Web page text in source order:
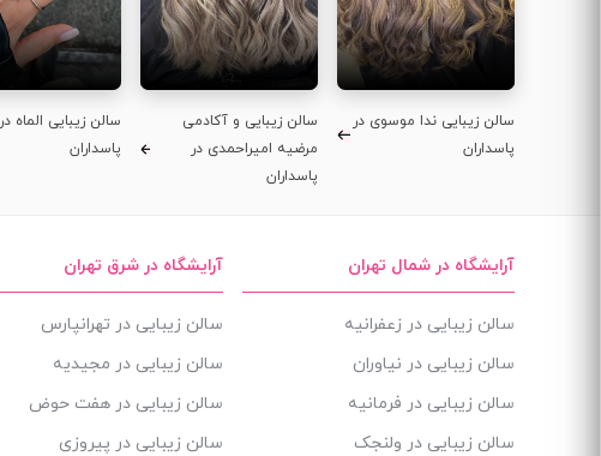
سالن زیبایی ندا موسوی در
پاسداران
سالن زیبایی و آکادمی
مرضیه امیراحمدی در
پاسداران
سالن زیبایی الماه در
پاسداران
آرایشگاه در شمال تهران
سالن زیبایی در زعفرانیه
سالن زیبایی در نیاوران
سالن زیبایی در فرمانیه
سالن زیبایی در ولنجک
آرایشگاه در شرق تهران
سالن زیبایی در تهرانپارس
سالن زیبایی در مجیدیه
سالن زیبایی در هفت حوض
سالن زیبایی در پیروزی